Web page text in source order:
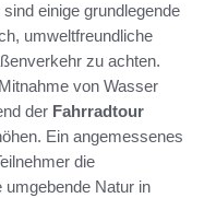
einige grundlegende
umweltfreundliche
zu achten.
von Wasser
der Fahrradtour
Ein angemessenes
die
umgebende Natur in